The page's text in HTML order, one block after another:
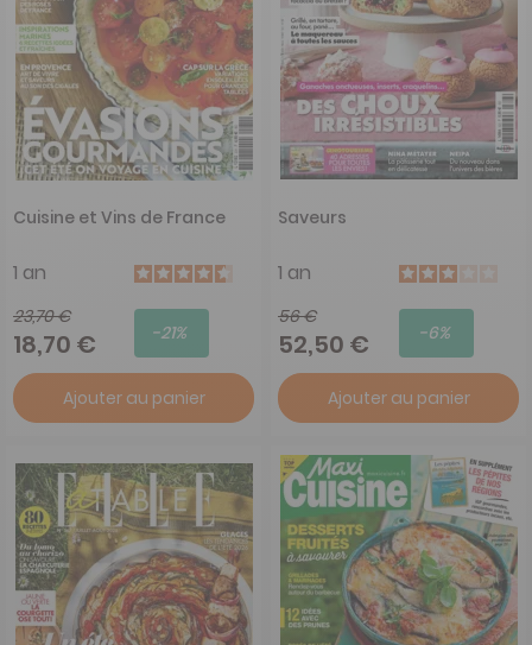
Cuisine et Vins de France
1 an
23,70 €
18,70 € -21%
Ajouter au panier
Saveurs
1 an
56 €
52,50 € -6%
Ajouter au panier